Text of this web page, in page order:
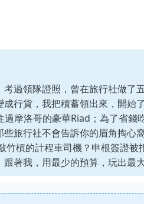
過領隊證照，曾在旅行社做了
行貨，我把積蓄領出來，開始
摩洛哥的豪華Riad；為了省錢
旅行社不會告訴你的眉角掏心
槓的計程車司機？申根簽證被
著我，用最少的預算，玩出最大